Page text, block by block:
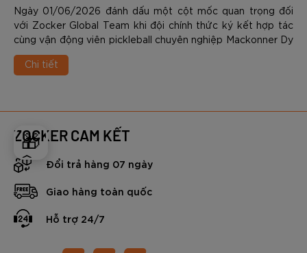
🎁
Ngày 01/06/2026 đánh dấu một cột mốc quan trọng đối
với Zocker Global Team khi đội chính thức ký kết hợp tác
cùng vận động viên pickleball chuyên nghiệp Mackonner Dy
- một trong những tài năng trẻ nổi bật nhất của làng
pickleball quốc tế hiện nay.
Chi tiết
ZOCKER CAM KẾT
Đổi trả hàng 07 ngày
Giao hàng toàn quốc
Hỗ trợ 24/7